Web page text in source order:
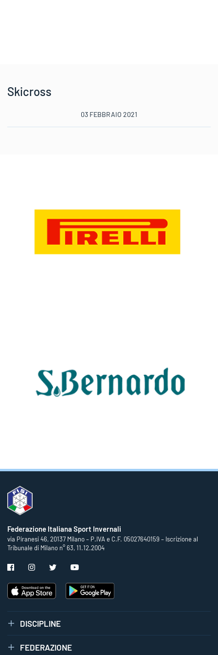
Skicross
03 FEBBRAIO 2021
Federazione Italiana Sport Invernali
via Piranesi 46, 20137 Milano – P.IVA e C.F. 05027640159 – Iscrizione al
Tribunale di Milano n° 63, 11.12.2004
DISCIPLINE
FEDERAZIONE